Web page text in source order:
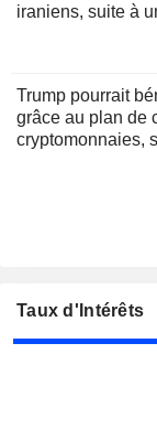
iraniens, suite à
Trump pourrait
grâce au plan de
cryptomonnaies,
Taux d'Intérêts